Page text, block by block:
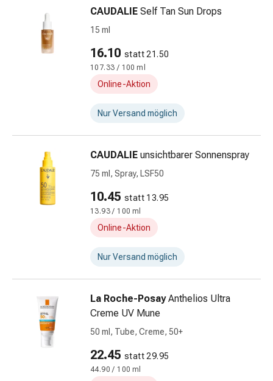
Ohrenpflege
Zubehör
Ohrenschmerzen
Augentropfen
Augenentzündung
Augenhygiene
Kreislauf
&
Blutgefässe
Herztherapie
Kompressionsstrümpfe
Kreislauf
Raucherentwöhnung
Blutgerinnung
Gedächtnis-
Konzentrationsstörung
Allergie
Antiallergika
CAUDALIE Self Tan Sun Drops
15 ml
16.10 statt 21.50
107.33 / 100 ml
Online-Aktion
Nur Versand möglich
CAUDALIE unsichtbarer Sonnenspray
75 ml, Spray, LSF50
10.45 statt 13.95
13.93 / 100 ml
Online-Aktion
Nur Versand möglich
La Roche-Posay Anthelios Ultra
Creme UV Mune
50 ml, Tube, Creme, 50+
22.45 statt 29.95
44.90 / 100 ml